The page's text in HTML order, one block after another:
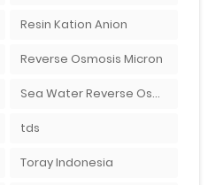
Resin Kation Anion
Reverse Osmosis Micron
Sea Water Reverse Osmosis
tds
Toray Indonesia